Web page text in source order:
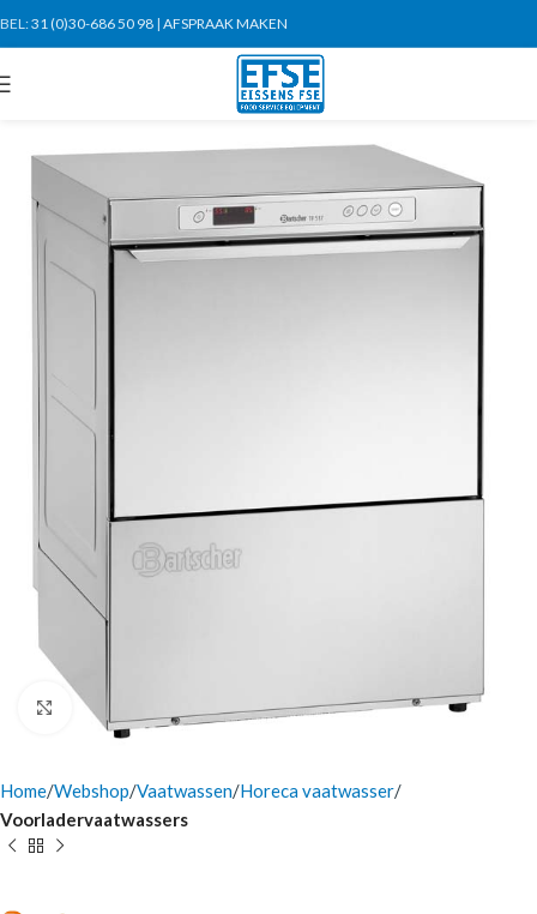
BEL:31 (0)30-686 50 98 | AFSPRAAK MAKEN
Click to enlarge
Home Webshop Vaatwassen Horeca vaatwasser
Voorladervaatwassers